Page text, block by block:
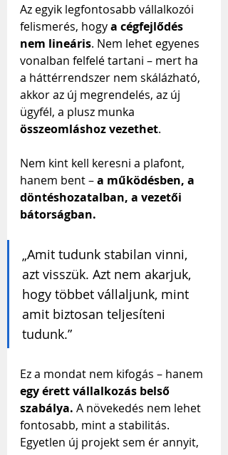
Az egyik legfontosabb vállalkozói
felismerés, hogy a cégfejlődés
nem lineáris. Nem lehet egyenes
vonalban felfelé tartani – mert ha
a háttérrendszer nem skálázható,
akkor az új megrendelés, az új
ügyfél, a plusz munka
összeomláshoz vezethet.
Nem kint kell keresni a plafont,
hanem bent – a működésben, a
döntéshozatalban, a vezetői
bátorságban.
„Amit tudunk stabilan vinni,
azt visszük. Azt nem akarjuk,
hogy többet vállaljunk, mint
amit biztosan teljesíteni
tudunk.”
Ez a mondat nem kifogás – hanem
egy érett vállalkozás belső
szabálya. A növekedés nem lehet
fontosabb, mint a stabilitás.
Egyetlen új projekt sem ér annyit,